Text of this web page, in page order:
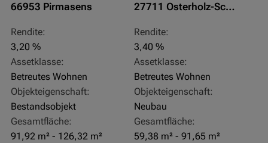
66953 Pirmasens
Rendite:
3,20 %
Assetklasse:
Betreutes Wohnen
Objekteigenschaft:
Bestandsobjekt
Gesamtfläche:
91,92 m² - 126,32 m²
27711 Osterholz-Scharmbeck
Rendite:
3,40 %
Assetklasse:
Betreutes Wohnen
Objekteigenschaft:
Neubau
Gesamtfläche:
59,38 m² - 91,65 m²